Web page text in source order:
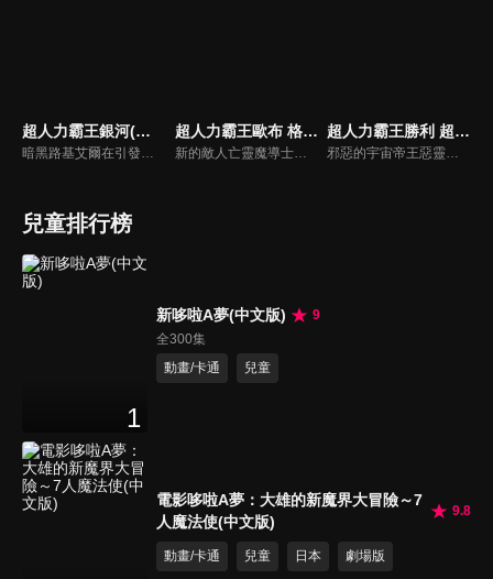
超人力霸王銀河(中文版)
暗黑路基艾爾在引發的暗黑火花戰爭中用擁有讓所有生物陷入時間停歇的暗黑波動將所有的超人力霸王，怪獸和宇宙人變成人偶，後在突然出現的超人力霸王銀河導致兩敗俱傷，雙方因能力用盡而進入沉睡狀態…
超人力霸王歐布 格鬥歐布(中文版)
新的敵人亡靈魔導士雷巴托斯，操縱著怪獸們的怨靈，企圖支配整個宇宙。歐布和傑洛還有光之國的宇宙警備隊的勇士們為了對抗他，一同聯手出擊！在戰鬥中，歐布在七號和傑洛的特訓下，得到了新的力量。他們是否能阻止雷巴托斯的野心呢！？
超人力霸王勝利 超級戰鬥(中文版)
邪惡的宇宙帝王惡靈宙達即將從次元監獄逃脫！為了阻止帝王逃脫、拯救銀河系，超級英雄─超人勝利需要新的秘密武器，那就是劍與笛的混合體–騎士劍笛！ 超人勝利的騎士劍笛所奏出的旋律，能否阻止惡靈宙達及他的怪獸軍團摧毀一切？
兒童排行榜
1
新哆啦A夢(中文版)
9
全300集
動畫/卡通
兒童
電影哆啦A夢：大雄的新魔界大冒險～7
人魔法使(中文版)
9.8
動畫/卡通 兒童 日本 劇場版